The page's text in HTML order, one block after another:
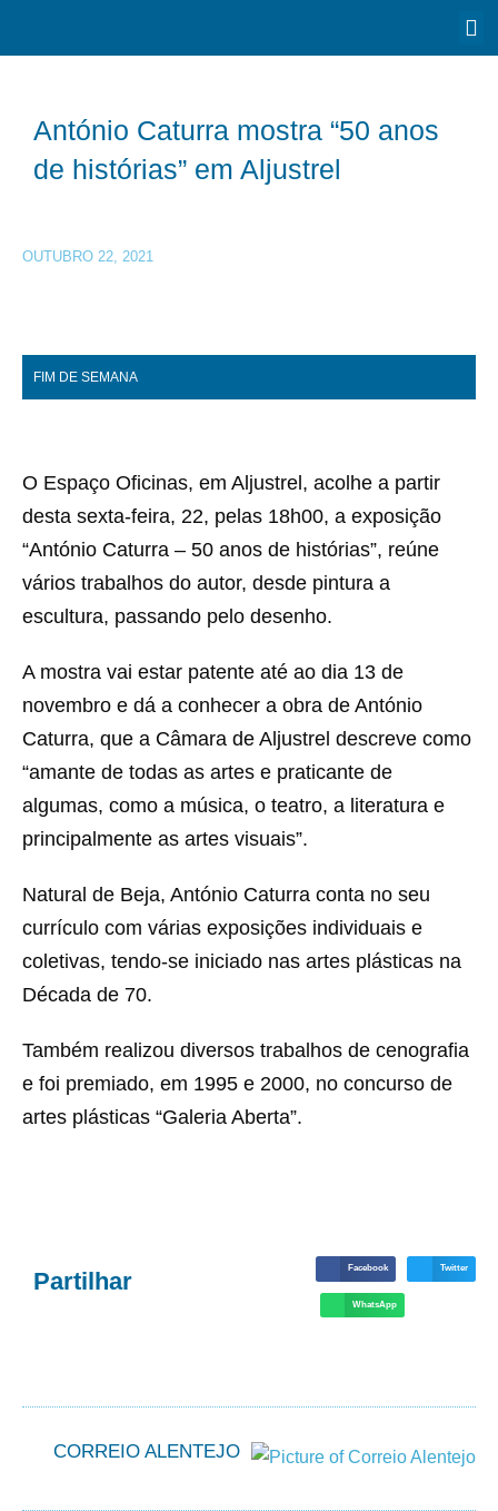
António Caturra mostra “50 anos
de histórias” em Aljustrel
OUTUBRO 22, 2021
FIM DE SEMANA
O Espaço Oficinas, em Aljustrel, acolhe a partir
desta sexta-feira, 22, pelas 18h00, a exposição
“António Caturra – 50 anos de histórias”, reúne
vários trabalhos do autor, desde pintura a
escultura, passando pelo desenho.
A mostra vai estar patente até ao dia 13 de
novembro e dá a conhecer a obra de António
Caturra, que a Câmara de Aljustrel descreve como
“amante de todas as artes e praticante de
algumas, como a música, o teatro, a literatura e
principalmente as artes visuais”.
Natural de Beja, António Caturra conta no seu
currículo com várias exposições individuais e
coletivas, tendo-se iniciado nas artes plásticas na
Década de 70.
Também realizou diversos trabalhos de cenografia
e foi premiado, em 1995 e 2000, no concurso de
artes plásticas “Galeria Aberta”.
Partilhar Facebook Twitter
WhatsApp
CORREIO ALENTEJO